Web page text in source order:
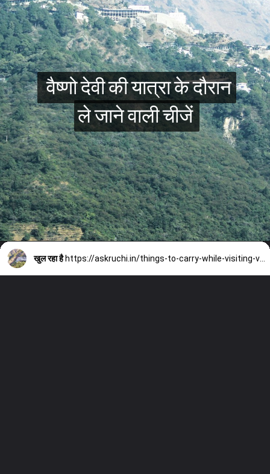
वैष्णो देवी की यात्रा के दौरान
ले जाने वाली चीजें
वैष्णो देवी की यात्रा के दौरान
ले जाने वाली चीजें
खुल रहा है